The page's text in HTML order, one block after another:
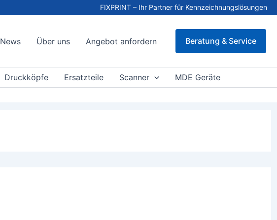
FIXPRINT – Ihr Partner für Kennzeichnungslösungen
News Über uns Angebot anfordern Beratung & Service
Druckköpfe Ersatzteile Scanner
MDE Geräte